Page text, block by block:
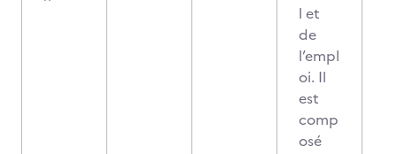
l et
de
l’empl
oi. Il
est
comp
osé